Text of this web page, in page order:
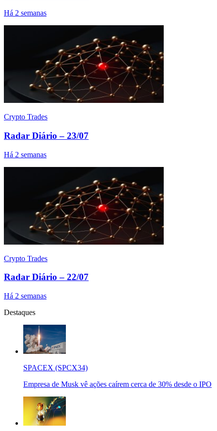
Há 2 semanas
Crypto Trades
Radar Diário – 23/07
Há 2 semanas
Crypto Trades
Radar Diário – 22/07
Há 2 semanas
Destaques
SPACEX (SPCX34)
Empresa de Musk vê ações caírem cerca de 30% desde o IPO